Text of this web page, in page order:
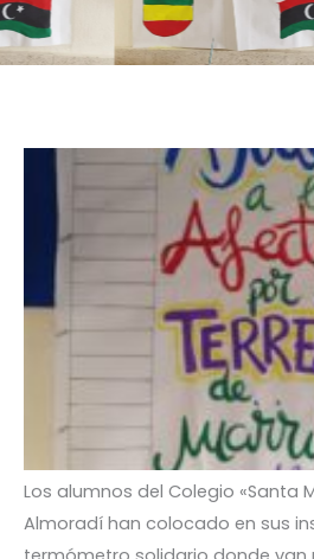
Los alumnos del Colegio «Santa
Almoradí han colocado en sus